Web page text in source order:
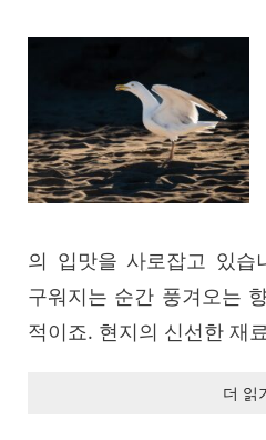
의 입맛을 사로잡고 있습
구워지는 순간 풍겨오는
적이죠. 현지의 신선한 재
더 읽